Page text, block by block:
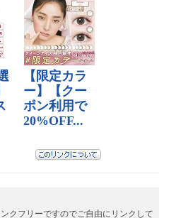
クフリーですのでご自由にリンクして